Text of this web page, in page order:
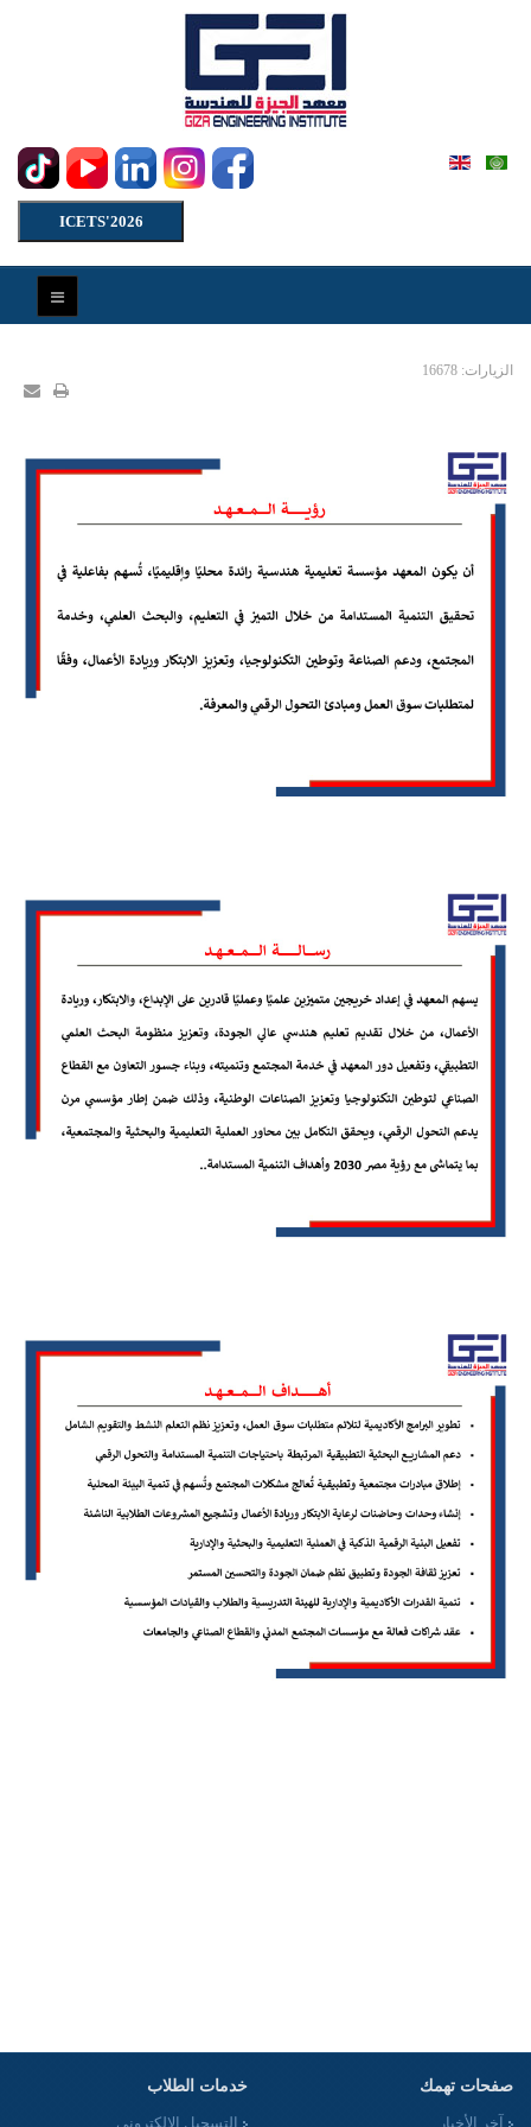
ICETS'2026
الزيارات: 16678
صفحات تهمك
آخر الأخبار
خدمات الطلاب
التسجيل الإلكترونى